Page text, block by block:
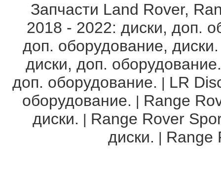
Запчасти Land Rover,
2018 - 2022: диски, доп.
доп. оборудование, диски.
диски, доп. оборудование.
доп. оборудование. | LR
оборудование. | Range
диски. | Range Rover
диски. | Range